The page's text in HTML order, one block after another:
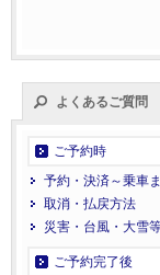
よくあるご質問
ご予約時
予約・決済～乗車
取消・払戻方法
災害・台風・大雪
ご予約完了後